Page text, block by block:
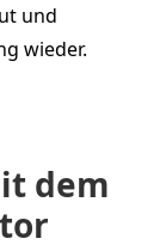
und
wieder.
dem